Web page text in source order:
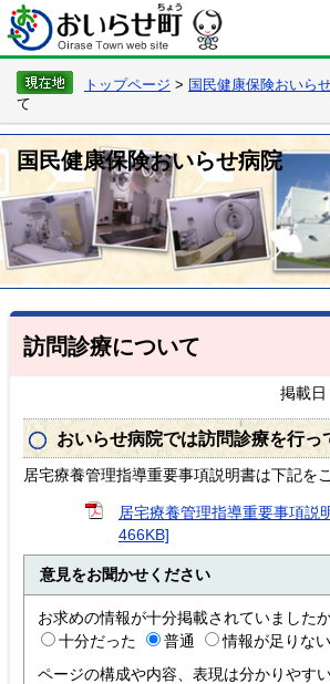
トップページ > 国民健康保険おいら
て
国民健康保険おいらせ病院
訪問診療について
掲載日
おいらせ病院では訪問診療を行っ
居宅療養管理指導重要事項説明書は下記を
居宅療養管理指導重要事項説
466KB]
意見をお聞かせください
お求めの情報が十分掲載されていました
十分だった
普通
情報が足りない
ページの構成や内容、表現は分かりやす